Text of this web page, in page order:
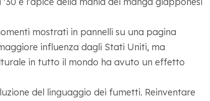
mostrati in pannelli su una pagina
influenza dagli Stati Uniti, ma
in tutto il mondo ha avuto un effetto
del linguaggio dei fumetti. Reinventare